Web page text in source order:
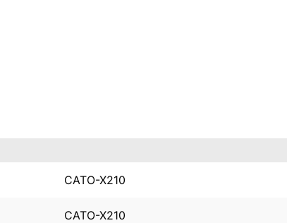
CATO-X210
CATO-X210